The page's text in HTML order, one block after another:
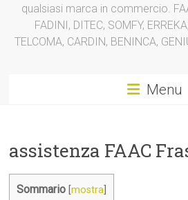
qualsiasi marca in commercio.
FADINI, DITEC, SOMFY,
TELCOMA, CARDIN, BENINCA,
Menu
assistenza FAAC
Sommario [mostra